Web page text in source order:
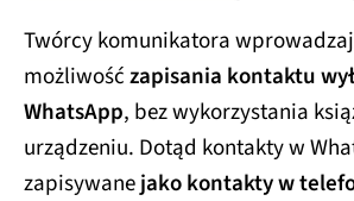
Twórcy komunikatora
możliwośćzapisania kontaktu
WhatsApp, bez wykorzystania
urządzeniu. Dotąd kontakty w
zapisywanejako kontakty w